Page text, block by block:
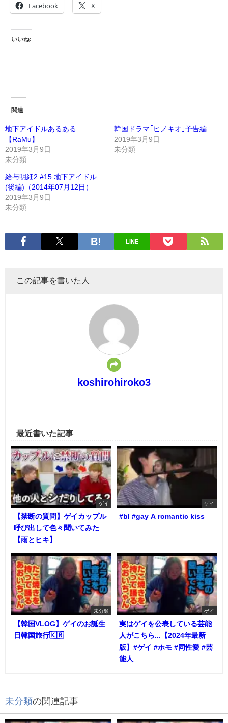
Facebook X
いいね:
関連
地下アイドルあるある
【RaMu】
2019年3月9日
未分類
韓国ドラマ｢ピノキオ｣予告編
2019年3月9日
未分類
給与明細2 #15 地下アイドル
(後編)（2014年07月12日）
2019年3月9日
未分類
LINE
この記事を書いた人
koshirohiroko3
最近書いた記事
ゲイ
【禁断の質問】ゲイカップル
呼び出して色々聞いてみた
【雨とヒキ】
ゲイ
#bl #gay A romantic kiss
未分類
【韓国VLOG】ゲイのお誕生
日韓国旅行🇰🇷
ゲイ
実はゲイを公表している芸能
人がこちら...【2024年最新
版】#ゲイ #ホモ #同性愛 #芸
能人
未分類の関連記事